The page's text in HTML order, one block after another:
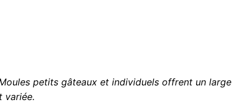
petits gâteaux et individuels offrent un large
variée.